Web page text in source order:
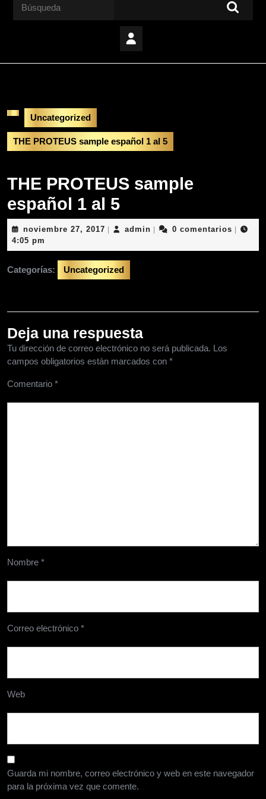
Uncategorized
THE PROTEUS sample español 1 al 5
THE PROTEUS sample
español 1 al 5
noviembre 27, 2017 noviembre
2017
| admin admin
| 0 comentarios |
4:05 pm
Categorías: Uncategorized
Deja una respuesta
Tu dirección de correo electrónico no será publicada. Los
campos obligatorios están marcados con *
Comentario *
Nombre *
Correo electrónico *
Web
Guarda mi nombre, correo electrónico y web en este navegador
para la próxima vez que comente.